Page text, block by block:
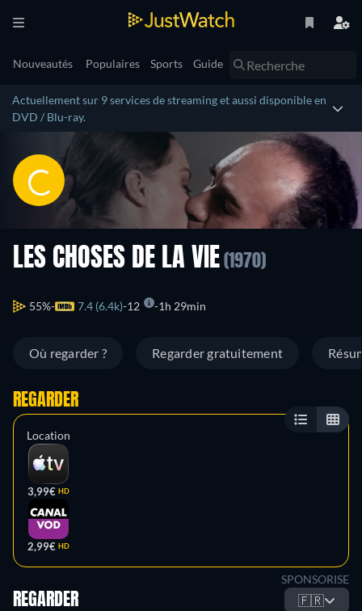
Nouveautés Populaires Sports Guide
Actuellement sur 9 services de streaming et aussi disponible en
DVD / Blu-ray.
LES CHOSES DE LA VIE (1970)
55% 7.4 (6.4k) 12 1h 29min
Où regarder ? Regarder gratuitement
REGARDER
Location
3,99€ HD
2,99€ HD
SPONSORISE
REGARDER 🇫🇷